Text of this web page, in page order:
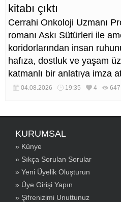
kitabı çıktı
Cerrahi Onkoloji Uzmanı
romanı Askı Sütürleri ile
koridorlarından insan
hafıza, dostluk ve yaşam
katmanlı bir anlatıya imza
04.08.2026 19:35 4 647
KURUMSAL
» Künye
» Sıkça Sorulan Sorular
» Yeni Üyelik Oluşturun
» Üye Girişi Yapın
» Şifrenizimi Unuttunuz